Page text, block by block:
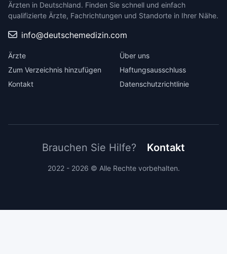
Ärzten in Deutschland. Finden Sie schnell und einfach
qualifizierte Ärzte, Fachrichtungen und Standorte in Ihrer Nähe.
info@deutschemedizin.com
Ärzte
Zum Verzeichnis hinzufügen
Kontakt
Über uns
Haftungsausschluss
Datenschutzrichtlinie
Brauchen Sie Hilfe? Kontakt
2022 - 2026 © Alle Rechte vorbehalten.